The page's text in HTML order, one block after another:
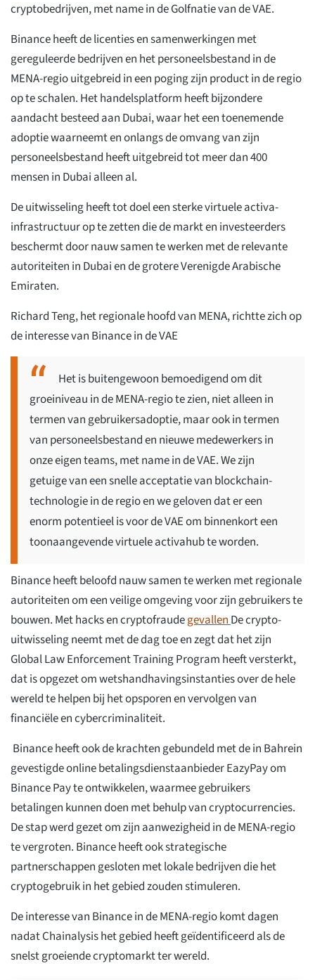
cryptobedrijven, met name in de Golfnatie van de VAE.
Binance heeft de licenties en samenwerkingen met
gereguleerde bedrijven en het personeelsbestand in de
MENA-regio uitgebreid in een poging zijn product in de regio
op te schalen. Het handelsplatform heeft bijzondere
aandacht besteed aan Dubai, waar het een toenemende
adoptie waarneemt en onlangs de omvang van zijn
personeelsbestand heeft uitgebreid tot meer dan 400
mensen in Dubai alleen al.
De uitwisseling heeft tot doel een sterke virtuele activa-
infrastructuur op te zetten die de markt en investeerders
beschermt door nauw samen te werken met de relevante
autoriteiten in Dubai en de grotere Verenigde Arabische
Emiraten.
Richard Teng, het regionale hoofd van MENA, richtte zich op
de interesse van Binance in de VAE
Het is buitengewoon bemoedigend om dit
groeiniveau in de MENA-regio te zien, niet alleen in
termen van gebruikersadoptie, maar ook in termen
van personeelsbestand en nieuwe medewerkers in
onze eigen teams, met name in de VAE. We zijn
getuige van een snelle acceptatie van blockchain-
technologie in de regio en we geloven dat er een
enorm potentieel is voor de VAE om binnenkort een
toonaangevende virtuele activahub te worden.
Binance heeft beloofd nauw samen te werken met regionale
autoriteiten om een veilige omgeving voor zijn gebruikers te
bouwen. Met hacks en cryptofraudegevallenDe crypto-
uitwisseling neemt met de dag toe en zegt dat het zijn
Global Law Enforcement Training Program heeft versterkt,
dat is opgezet om wetshandhavingsinstanties over de hele
wereld te helpen bij het opsporen en vervolgen van
financiële en cybercriminaliteit.
Binance heeft ook de krachten gebundeld met de in Bahrein
gevestigde online betalingsdienstaanbieder EazyPay om
Binance Pay te ontwikkelen, waarmee gebruikers
betalingen kunnen doen met behulp van cryptocurrencies.
De stap werd gezet om zijn aanwezigheid in de MENA-regio
te vergroten. Binance heeft ook strategische
partnerschappen gesloten met lokale bedrijven die het
cryptogebruik in het gebied zouden stimuleren.
De interesse van Binance in de MENA-regio komt dagen
nadat Chainalysis het gebied heeft geïdentificeerd als de
snelst groeiende cryptomarkt ter wereld.